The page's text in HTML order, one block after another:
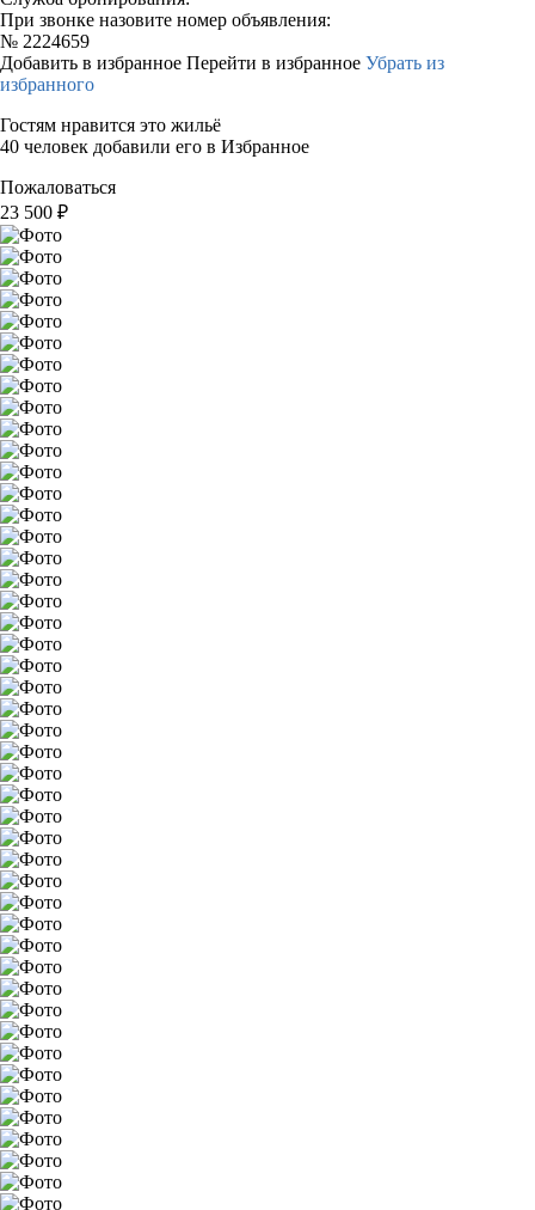
При звонке назовите номер объявления:
№ 2224659
Добавить в избранное Перейти в избранное Убрать из
избранного
Гостям нравится это жильё
40 человек добавили его в Избранное
Пожаловаться
23 500 ₽